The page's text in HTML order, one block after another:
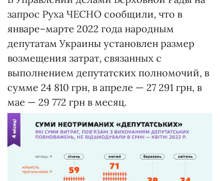
запрос Руха ЧЕСНО сообщили, что в
январе–марте 2022 года народным
депутатам Украины установлен размер
возмещения затрат, связанных с
выполнением депутатских полномочий, в
сумме 24 810 грн, в апреле — 27 291 грн, в
мае — 29 772 грн в месяц.